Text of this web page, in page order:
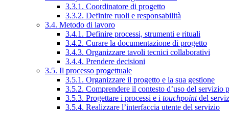
3.3.1. Coordinatore di progetto
3.3.2. Definire ruoli e responsabilità
3.4. Metodo di lavoro
3.4.1. Definire processi, strumenti e rituali
3.4.2. Curare la documentazione di progetto
3.4.3. Organizzare tavoli tecnici collaborativi
3.4.4. Prendere decisioni
3.5. Il processo progettuale
3.5.1. Organizzare il progetto e la sua gestione
3.5.2. Comprendere il contesto d’uso del servizio
3.5.3. Progettare i processi e i touchpointdel
3.5.4. Realizzare l’interfaccia utente del servizio